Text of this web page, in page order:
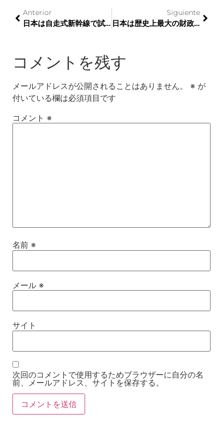
Anterior
日本は自走式新幹線で試験を無事に完了しました
Siguiente
日本は歴史上最大の財政刺激策を通過
コメントを残す
メールアドレスが公開されることはありません。 ※ が
付いている欄は必須項目です
コメント ※
名前 ※
メール ※
サイト
次回のコメントで使用するためブラウザーに自分の名
前、メールアドレス、サイトを保存する。